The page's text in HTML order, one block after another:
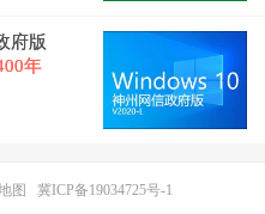
府版
年
图 冀ICP备19034725号-1